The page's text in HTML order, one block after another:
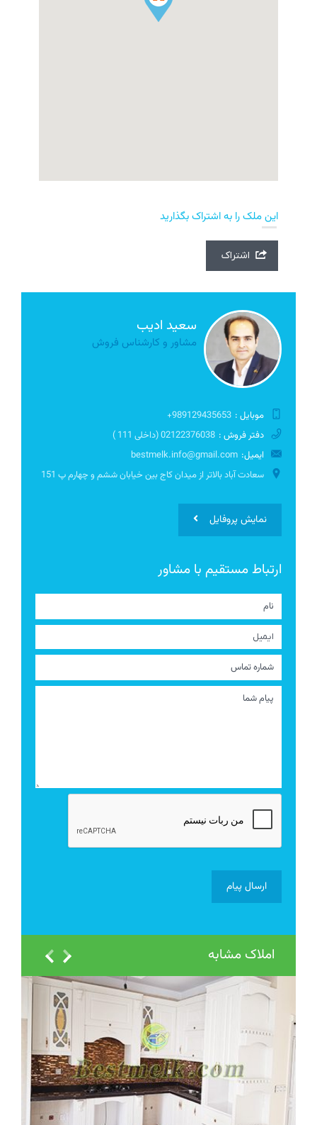
این ملک را به اشتراک بگذارید
اشتراک
سعید ادیب
مشاور و کارشناس فروش
موبایل : 989129435653+
دفتر فروش : 02122376038 (داخلی 111 )
ایمیل: bestmelk.info@gmail.com
سعادت آباد بالاتر از میدان کاج بین خیابان ششم و چهارم پ 151
نمایش پروفایل
ارتباط مستقیم با مشاور
املاک مشابه